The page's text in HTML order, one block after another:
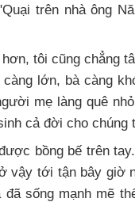
trên nhà ông
tôi cũng chẳng
lớn, bà càng
mẹ làng quê
cả đời cho chúng
bồng bế trên
vậy tới tận bây giờ
sống mạnh mẽ